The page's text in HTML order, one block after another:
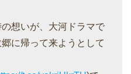
想いが、大河ドラマで
に帰って来ようとして